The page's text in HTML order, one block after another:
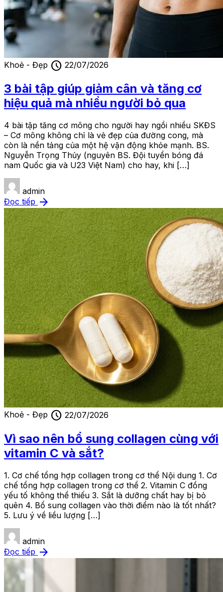
Khoẻ - Đẹp schedule 22/07/2026
3 bài tập giúp giảm cân và tăng cơ
hiệu quả mà nhiều người bỏ qua
4 bài tập tăng cơ mông cho người hay ngồi nhiều SKĐS
– Cơ mông không chỉ là vẻ đẹp của đường cong, mà
còn là nền tảng của một hệ vận động khỏe mạnh. BS.
Nguyễn Trọng Thủy (nguyên BS. Đội tuyển bóng đá
nam Quốc gia và U23 Việt Nam) cho hay, khi […]
admin
Đọc tiếp arrow_forward
Khoẻ - Đẹp schedule 22/07/2026
Vì sao nên bổ sung collagen cùng với
vitamin C và sắt?
1. Cơ chế tổng hợp collagen trong cơ thể Nội dung 1. Cơ
chế tổng hợp collagen trong cơ thể 2. Vitamin C đồng
yếu tố không thể thiếu 3. Sắt là dưỡng chất hay bị bỏ
quên 4. Bổ sung collagen vào thời điểm nào là tốt nhất?
5. Lưu ý về liều lượng […]
admin
Đọc tiếp arrow_forward